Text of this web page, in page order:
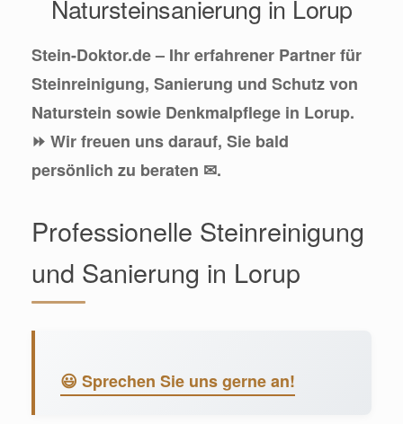
Natursteinsanierung in Lorup
Stein-Doktor.de – Ihr erfahrener Partner für
Steinreinigung, Sanierung und Schutz von
Naturstein sowie Denkmalpflege in Lorup.
⏩ Wir freuen uns darauf, Sie bald
persönlich zu beraten ✉.
Professionelle Steinreinigung
und Sanierung in Lorup
😃 Sprechen Sie uns gerne an!